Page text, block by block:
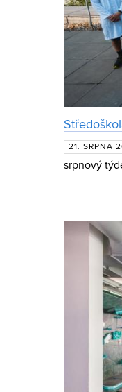
21. SRPNA
srpnový